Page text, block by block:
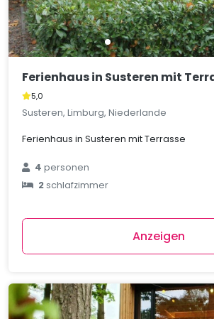
Ferienhaus in Susteren mit
5,0
Susteren, Limburg, Niederlande
Ferienhaus in Susteren mit Terrasse
4personen
2schlafzimmer
Anzeigen